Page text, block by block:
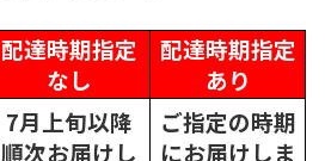
配達時期指定
なし
配達時期指定
あり
7月上旬以降
順次お届けし
ご指定の時期
にお届けしま